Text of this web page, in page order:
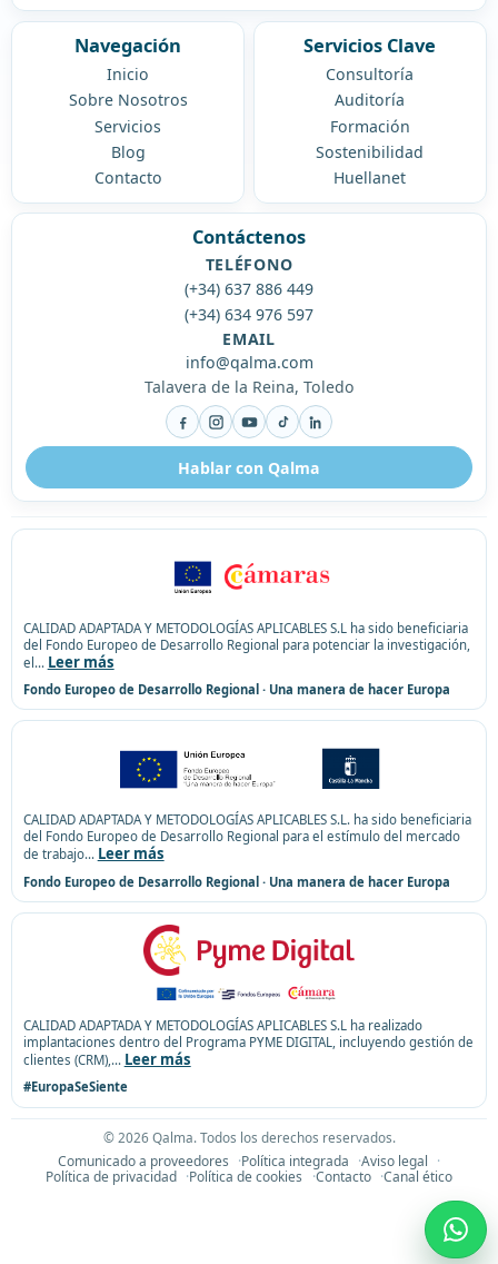
Navegación
Inicio
Sobre Nosotros
Servicios
Blog
Contacto
Servicios Clave
Consultoría
Auditoría
Formación
Sostenibilidad
Huellanet
Contáctenos
TELÉFONO
(+34) 637 886 449
(+34) 634 976 597
EMAIL
info@qalma.com
Talavera de la Reina, Toledo
Facebook
Instagram
YouTube
TikTokLinkedIn
Hablar con Qalma
CALIDAD ADAPTADA Y METODOLOGÍAS APLICABLES S.L ha sido beneficiaria
del Fondo Europeo de Desarrollo Regional para potenciar la investigación,
el... Leer más
Fondo Europeo de Desarrollo Regional · Una manera de hacer Europa
CALIDAD ADAPTADA Y METODOLOGÍAS APLICABLES S.L. ha sido beneficiaria
del Fondo Europeo de Desarrollo Regional para el estímulo del mercado
de trabajo... Leer más
Fondo Europeo de Desarrollo Regional · Una manera de hacer Europa
CALIDAD ADAPTADA Y METODOLOGÍAS APLICABLES S.L ha realizado
implantaciones dentro del Programa PYME DIGITAL, incluyendo gestión de
clientes (CRM), ... Leer más
#EuropaSeSiente
© 2026Qalma. Todos los derechos reservados.
Comunicado a proveedores Política integrada
Aviso legal
Política de privacidad
Política de cookies Contacto Canal ético